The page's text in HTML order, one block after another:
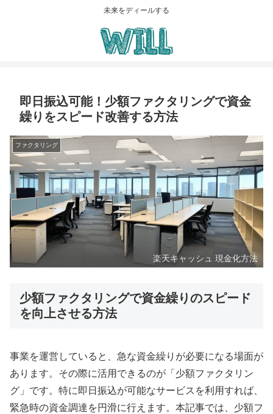
未来をディールする
即日振込可能！少額ファクタリングで資金
繰りをスピード改善する方法
ファクタリング
楽天キャッシュ 現金化方法
少額ファクタリングで資金繰りのスピード
を向上させる方法
事業を運営していると、急な資金繰りが必要になる場面が
あります。その際に活用できるのが「少額ファクタリン
グ」です。特に即日振込が可能なサービスを利用すれば、
緊急時の資金調達を円滑に行えます。本記事では、少額フ